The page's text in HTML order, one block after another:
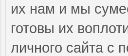
их нам и мы
готовы их
личного сайта с